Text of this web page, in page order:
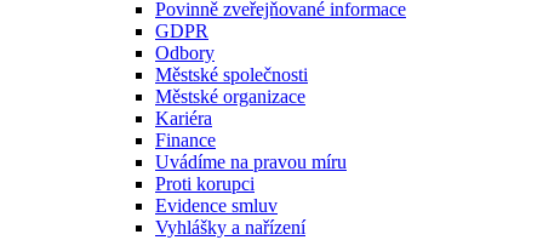
Povinně zveřejňované informace
GDPR
Odbory
Městské společnosti
Městské organizace
Kariéra
Finance
Uvádíme na pravou míru
Proti korupci
Evidence smluv
Vyhlášky a nařízení